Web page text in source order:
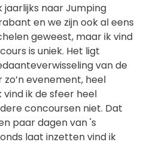
jaarlijks naar Jumping
en we zijn ook al eens
geweest, maar ik vind
is uniek. Het ligt
van de
evenement, heel
vind ik de sfeer heel
concoursen niet. Dat
paar dagen van 's
laat inzetten vind ik